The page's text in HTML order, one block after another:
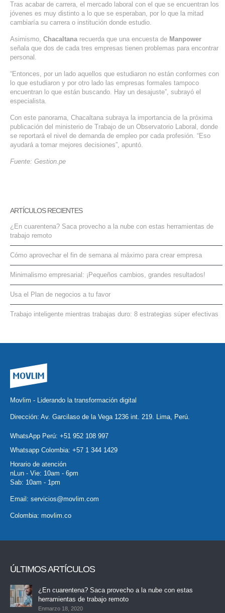
SERVICIOS DE TI
ASESORÍA TECNOLÓGICA
TRANSFORMACIÓN DIGITAL
PORTAFOLIO
BLOG
CONTACTO
Tras acabar de carrera, el mercado laboral con el que se encuentran los
jóvenes es muy distinto a lo que se esperaban, por lo que la mitad
cambiaría su carrera o institución donde estudio.
Asimismo, Chacaltanarecuerda que una encuesta de Manpower
señala que dos de cada tres empresas tienen problemas para encontrar
personal.
“Entonces, por un lado aquellos que estudiaron no están conformes con
lo que estudiaron y por otro lado las empresas formales tampoco
encuentran lo que están buscando. Hay un desajuste”, subrayó el
especialista.
Con este panorama, Chacaltana subraya la importancia de la próxima
publicación del ministerio de Trabajo de un Observatorio Laboral, donde
se reportará el nivel de demanda de empleo por cada profesión. “Eso
ayudará a tomar mejores decisiones”, apuntó.
Fuente: Gestion.pe
ARTÍCULOS RECIENTES
¿En cuarentena? Saca provecho a la nube con estas herramientas de
trabajo remoto
Cómo aprovechar el fin de semana al máximo para crear empresa
Minimalismo empresarial: ¡Pequeños cambios, grandes resultados!
Usa el Plan de negocios a tu favor
Trabajo inteligente mientras trabajas duro: 8 estrategias súper efectivas
Movlim - Liderando la transformación digital
Dirección: Av. Garcilaso de la Vega 1236 int. 219. Lima, Perú.
WhatsApp Perú: +51 952 108 997
Whatsapp Colombia: +57 1 344 1429
Horario de atención
nLun - Vie: 10am - 6pm
Sab: 10am - 1pm
Email: servicios@movlim.com
Colombia: movlim.co
ÚLTIMOS ARTÍCULOS
¿En cuarentena? Saca provecho a la nube con estas
herramientas de trabajo remoto
Enmarzo 18, 2020